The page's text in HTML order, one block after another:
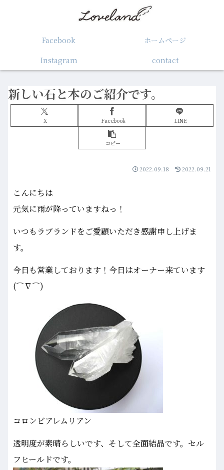
Facebook
ホームぺージ
Instagram
contact
新しい石と本のご紹介です。
X Facebook LINE
コピー
2022.09.18 2022.09.21
こんにちは
元気に雨が降っていますねっ！
いつもラブランドをご愛顧いただき感謝申し上げま
す。
今日も営業しております！今日はオーナー来ています
(⌒∇⌒)
コロンビアレムリアン
透明度が素晴らしいです、そして全面結晶です。セル
フヒールドです。